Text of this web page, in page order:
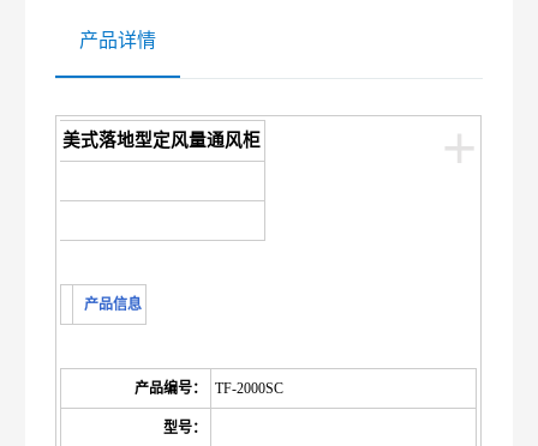
产品详情
+
美式落地型定风量通风柜
产品信息
产品编号： TF-2000SC
型号：